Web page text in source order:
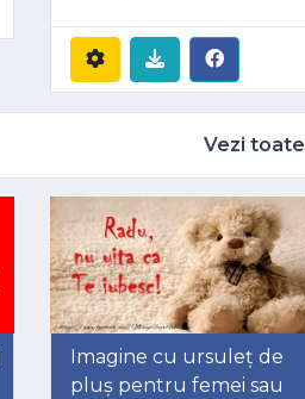
Vezi toate
Imagine cu ursuleț de
pluș pentru femei sau